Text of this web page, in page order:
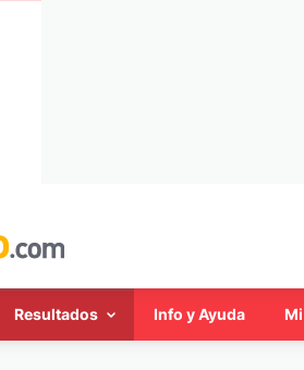
Resultados Info y Ayuda